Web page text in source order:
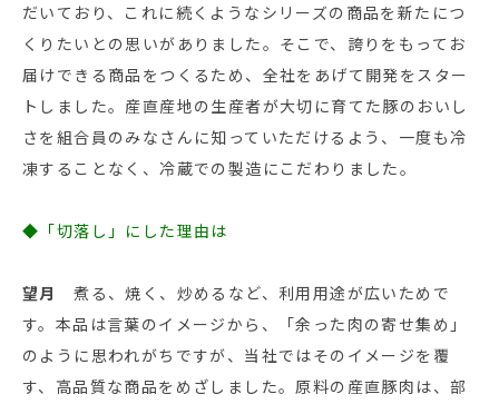
だいており、これに続くようなシリーズの商品を新たにつ
くりたいとの思いがありました。そこで、誇りをもってお
届けできる商品をつくるため、全社をあげて開発をスター
トしました。産直産地の生産者が大切に育てた豚のおいし
さを組合員のみなさんに知っていただけるよう、一度も冷
凍することなく、冷蔵での製造にこだわりました。
◆「切落し」にした理由は
望月
煮る、焼く、炒めるなど、利用用途が広いためで
す。本品は言葉のイメージから、「余った肉の寄せ集め」
のように思われがちですが、当社ではそのイメージを覆
す、高品質な商品をめざしました。原料の産直豚肉は、部